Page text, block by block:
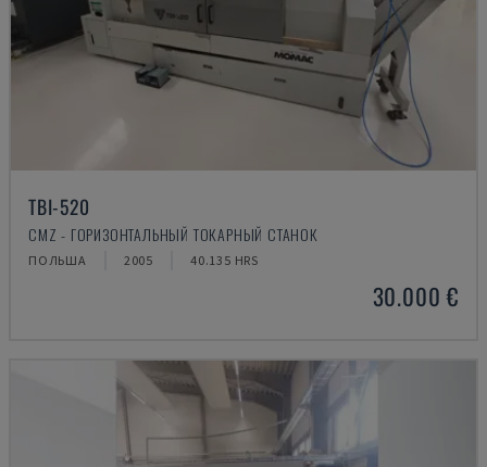
TBI-520
CMZ - ГОРИЗОНТАЛЬНЫЙ ТОКАРНЫЙ СТАНОК
ПОЛЬША 2005 40.135 HRS
30.000 €